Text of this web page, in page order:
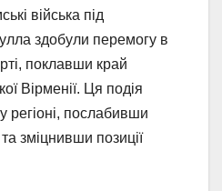
війська під
здобули перемогу в
поклавши край
Вірменії. Ця подія
регіоні, послабивши
зміцнивши позиції